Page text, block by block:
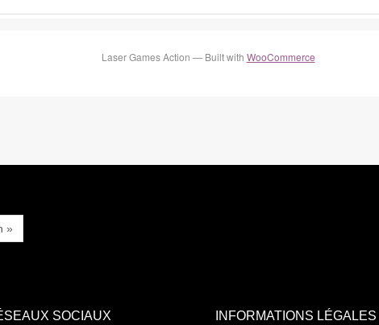
Laser Games Action — Built with WooCommerce
»
SOCIAUX INFORMATIONS LÉGALES